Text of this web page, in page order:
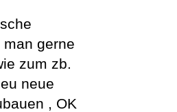
gerne
zum zb.
neue
, OK